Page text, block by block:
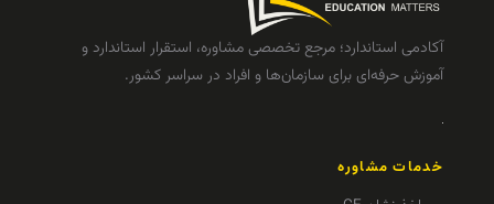
آکادمی استاندارد؛ مرجع تخصصی مشاوره، استقرار استاندارد و
آموزش حرفه‌ای برای سازمان‌ها و افراد در سراسر کشور.
خدمات مشاوره